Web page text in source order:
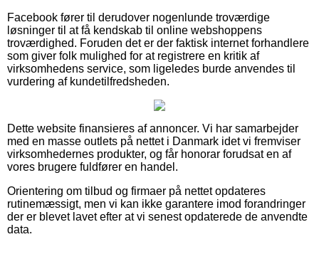
Facebook fører til derudover nogenlunde troværdige
løsninger til at få kendskab til online webshoppens
troværdighed. Foruden det er der faktisk internet forhandlere
som giver folk mulighed for at registrere en kritik af
virksomhedens service, som ligeledes burde anvendes til
vurdering af kundetilfredsheden.
Dette website finansieres af annoncer. Vi har samarbejder
med en masse outlets på nettet i Danmark idet vi fremviser
virksomhedernes produkter, og får honorar forudsat en af
vores brugere fuldfører en handel.
Orientering om tilbud og firmaer på nettet opdateres
rutinemæssigt, men vi kan ikke garantere imod forandringer
der er blevet lavet efter at vi senest opdaterede de anvendte
data.